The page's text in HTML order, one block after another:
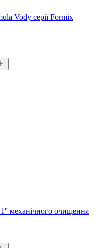
Vody серії Formix
механічного очищення